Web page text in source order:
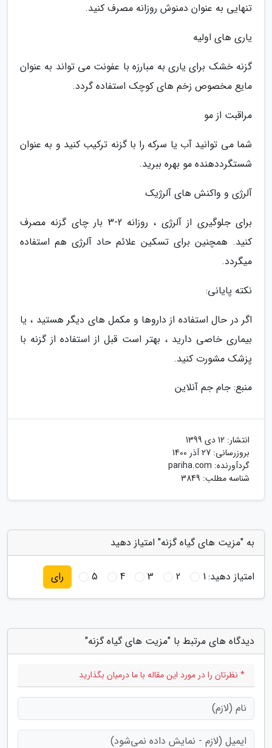
تنهایی به عنوان دمنوش روزانه مصرف کنید.
یاری های اولیه
گزنه خشک برای یاری به مبارزه با عفونت می تواند به عنوان
مایع مخصوص زخم های کوچک استفاده گردد.
مراقبت از مو
شما می توانید آب یا سرکه را با گزنه ترکیب کنید و به عنوان
شستگرددهنده مو بهره ببرید.
آلرژی و واکنش های آلرژیک
برای جلوگیری از آلرژی ، روزانه 2-3 بار چای گزنه مصرف
کنید. همچنین برای تسکین علائم حاد آلرژی هم استفاده
میگردد.
نکته پایانی:
اگر در حال استفاده از داروها و مکمل های دیگر هستید ، یا
بیماری خاصی دارید ، بهتر است قبل از استفاده از گزنه با
پزشک مشورت کنید.
منبع: جام جم آنلاین
انتشار: 12 دی 1399
بروزرسانی: 27 آذر 1400
گردآورنده: pariha.com
شناسه مطلب: 3849
به "مزیت های گیاه گزنه" امتیاز دهید
امتیاز دهید:1
2
3
4
5 رای
دیدگاه های مرتبط با "مزیت های گیاه گزنه"
* نظرتان را در مورد این مقاله با ما درمیان بگذارید